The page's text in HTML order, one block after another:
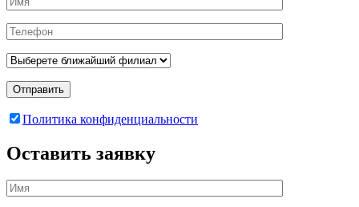
Отправить
Политика конфиденциальности
Оставить заявку